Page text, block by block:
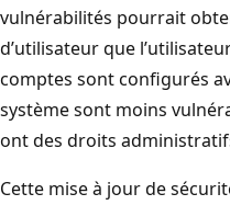
vulnérabilités pourrait
d’utilisateur que
comptes sont configurés
système sont moins
ont des droits
Cette mise à jour de